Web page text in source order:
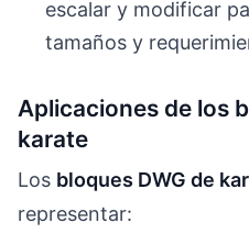
escalar y modificar
tamaños y
Aplicaciones de los
karate
Los bloques DWG de
representar: